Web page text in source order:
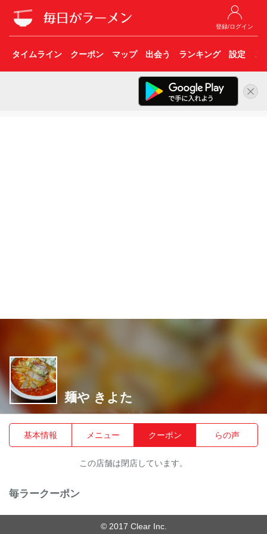
登録/ログイン
タイムライン クーポン マップ 出会う ランキング 設定 こ
麺や きよた
基本情報 メニュー クーポン らの声
この店舗は閉店しています。
毎ラークーポン
© 2017 Clear Inc.